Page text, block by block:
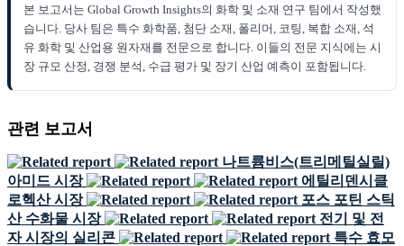
본 보고서는 Global Growth Insights의 화학 및 소재 연구 팀에서 작성했
습니다. 당사 팀은 특수 화학품, 첨단 소재, 폴리머, 코팅, 복합 소재, 석
유 화학 및 산업용 원자재를 전문으로 합니다. 이들의 전문 지식에는 시
장 규모 산정, 경쟁 분석, 수급 평가 및 장기 산업 예측이 포함됩니다.
관련 보고서
나트륨비스(트리메틸실릴)
아미드 시장
에틸리덴시클
로헥산 시장
포스 포틴 스틱
산 수화물 시장
전기 및 전
자 시장의 실리콘
특수 효모